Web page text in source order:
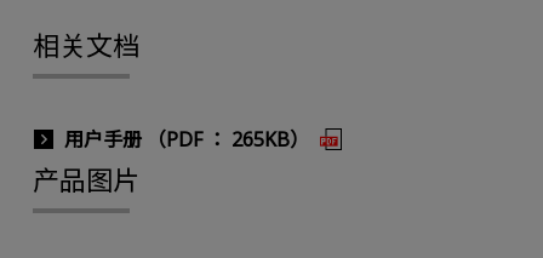
相关文档
用户手册 （PDF ： 265KB）
产品图片